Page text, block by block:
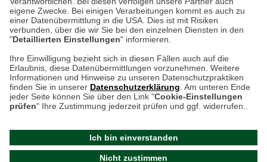
eigene Zwecke. Bei einigen Verarbeitungen kommt es auch zu
einer Datenübermittlung in die USA. Dies ist mit Risiken
verbunden, über die wir Sie bei den einzelnen Diensten in den
"Detaillierten Einstellungen" informieren.
Ihre Einwilligung bezieht sich in diesen Fällen auch auf die
Erlaubnis, diese Datenübermittlungen vorzunehmen. Weitere
Informationen und Hinweise zu unseren Datenschutzpraktiken
finden Sie in unserer Datenschutzerklärung . Am unteren Ende
jeder Seite können Sie über den Link "Cookie-Einstellungen
prüfen" Ihre Zustimmung jederzeit prüfen und ggf. widerrufen..
Ich bin einverstanden
Nicht zustimmen
Kontakt
Umwelt und Entsorgung
Zur Echtheit von Bewertungen
Hinweisgeber-Schutzgesetz
Barrierefreiheit unserer Website
am 09.08.2026 um 23:09
2024 THE BRITISH SHOP
Cookie-Einstellungen in Ihrem Browser
ACHTUNG!
Ihr Browser speichert aktuell keine Cookies!
Leider können Sie in diesem Fall unseren Online-Shop
Bitte stellen Sie sicher, dass Ihr Browser unsere funktionalen